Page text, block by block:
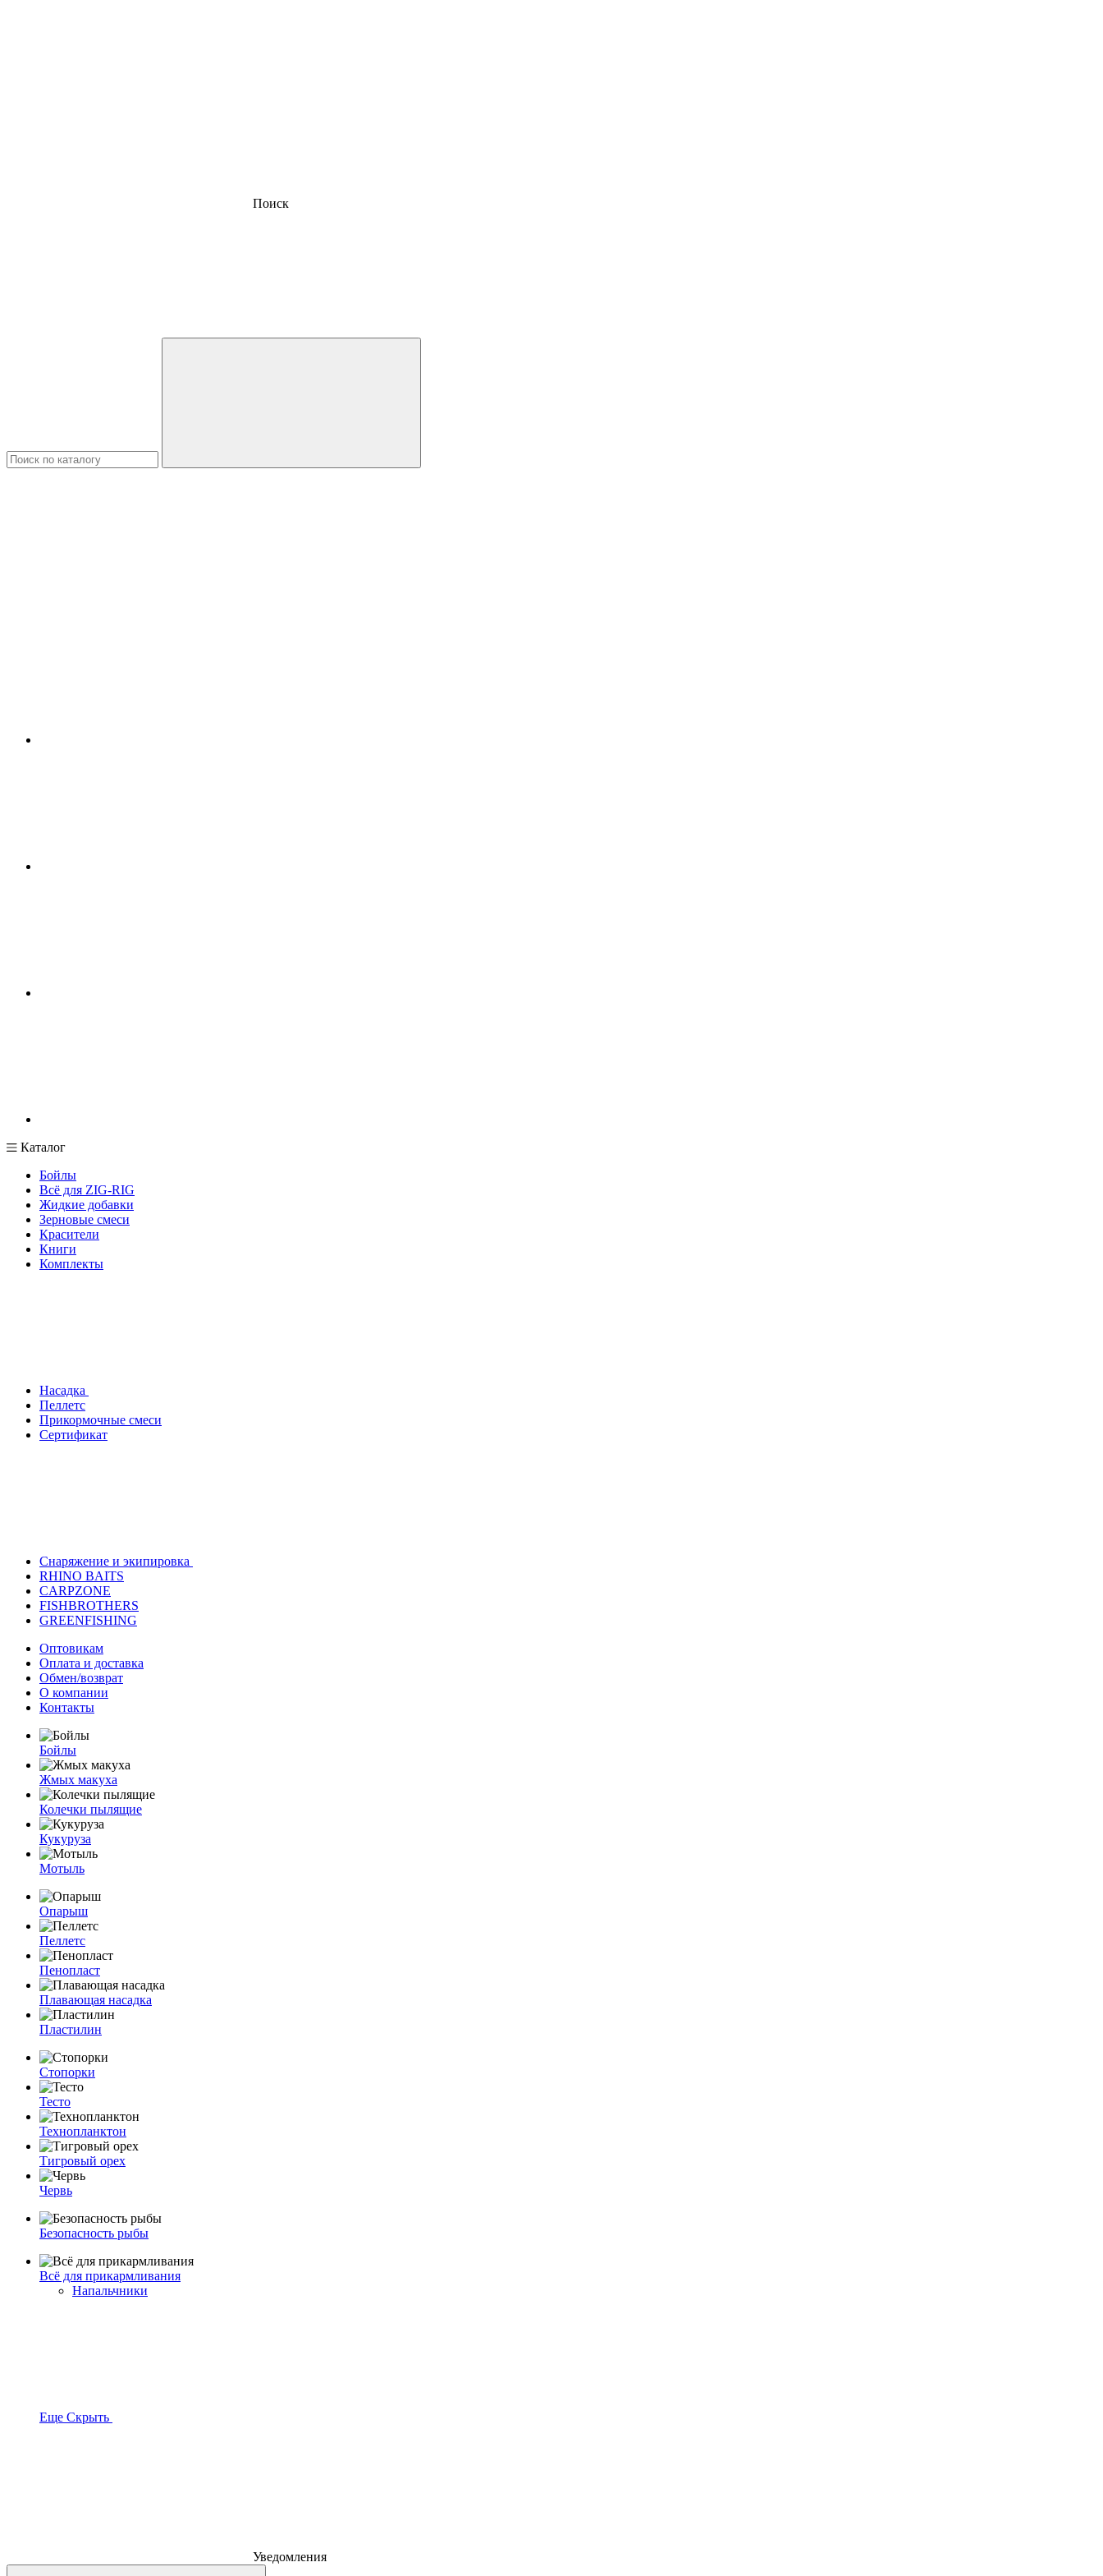
Поиск
Каталог
Бойлы
Всё для ZIG-RIG
Жидкие добавки
Зерновые смеси
Красители
Книги
Комплекты
Насадка
Пеллетс
Прикормочные смеси
Сертификат
Снаряжение и экипировка
RHINO BAITS
CARPZONE
FISHBROTHERS
GREENFISHING
Оптовикам
Оплата и доставка
Обмен/возврат
О компании
Контакты
Бойлы
Жмых макуха
Колечки пылящие
Кукуруза
Мотыль
Опарыш
Пеллетс
Пенопласт
Плавающая насадка
Пластилин
Стопорки
Тесто
Технопланктон
Тигровый орех
Червь
Безопасность рыбы
Всё для прикармливания
Напальчники
Еще Скрыть
Уведомления